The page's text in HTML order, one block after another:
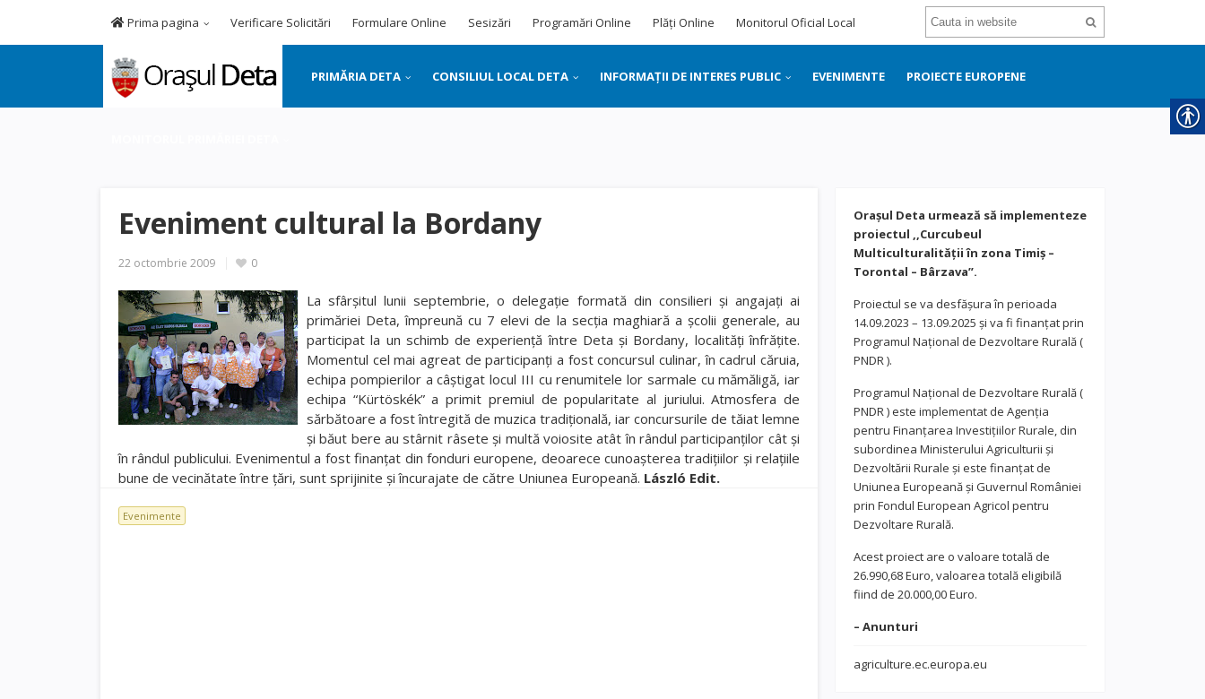
Prima pagina Verificare Solicitări Formulare Online Sesizări Programări Online Plăți Online Monitorul Oficial Local
PRIMĂRIA DETA CONSILIUL LOCAL DETA INFORMAȚII DE INTERES PUBLIC EVENIMENTE PROIECTE EUROPENE
Eveniment cultural la Bordany
22 octombrie 2009 0
La sfârşitul lunii septembrie, o delegaţie formată din consilieri şi angajaţi ai
primăriei Deta, împreună cu 7 elevi de la secţia maghiară a şcolii generale, au
participat la un schimb de experienţă între Deta şi Bordany, localităţi înfrăţite.
Momentul cel mai agreat de participanţi a fost concursul culinar, în cadrul căruia,
echipa pompierilor a câştigat locul III cu renumitele lor sarmale cu mămăligă, iar
echipa “Kürtöskék” a primit premiul de popularitate al juriului. Atmosfera de
sărbătoare a fost întregită de muzica tradiţională, iar concursurile de tăiat lemne
şi băut bere au stârnit râsete şi multă voiosite atât în rândul participanţilor cât şi
în rândul publicului. Evenimentul a fost finanţat din fonduri europene, deoarece cunoaşterea tradiţiilor şi relaţiile
bune de vecinătate între ţări, sunt sprijinite şi încurajate de către Uniunea Europeană. László Edit.
Evenimente
Orașul Deta urmează să implementeze
proiectul ,,Curcubeul
Multiculturalității în zona Timiș –
Torontal – Bârzava”.
Proiectul se va desfășura în perioada
14.09.2023 – 13.09.2025 și va fi finanțat prin
Programul Național de Dezvoltare Rurală (
PNDR ).
Programul Național de Dezvoltare Rurală (
PNDR ) este implementat de Agenția
pentru Finanțarea Investițiilor Rurale, din
subordinea Ministerului Agriculturii și
Dezvoltării Rurale și este finanțat de
Uniunea Europeană și Guvernul României
prin Fondul European Agricol pentru
Dezvoltare Rurală.
Acest proiect are o valoare totală de
26.990,68 Euro, valoarea totală eligibilă
fiind de 20.000,00 Euro.
– Anunturi
agriculture.ec.europa.eu